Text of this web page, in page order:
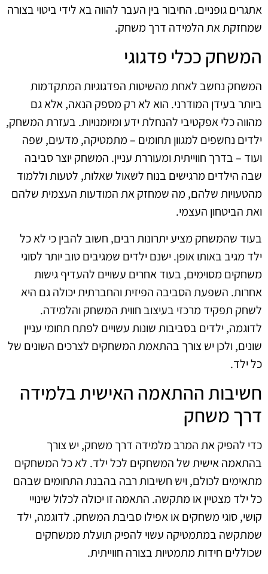
אתגרים גופניים. החיבור בין העבר להווה בא לידי ביטוי בצורה
שמחזקת את הלמידה דרך משחק.
המשחק ככלי פדגוגי
המשחק נחשב לאחת מהשיטות הפדגוגיות המתקדמות
ביותר בעידן המודרני. הוא לא רק מספק הנאה, אלא גם
מהווה כלי אפקטיבי להנחלת ידע ומיומנויות. בעזרת המשחק,
ילדים נחשפים למגוון תחומים – מתמטיקה, מדעים, שפה
ועוד – בדרך חווייתית ומעוררת עניין. המשחק יוצר סביבה
שבה הילדים מרגישים בנוח לשאול שאלות, לטעות וללמוד
מהטעויות שלהם, מה שמחזק את המודעות העצמית שלהם
ואת הביטחון העצמי.
בעוד שהמשחק מציע יתרונות רבים, חשוב להבין כי לא כל
ילד מגיב באותו אופן. ישנם ילדים שמגיבים טוב יותר לסוגי
משחקים מסוימים, בעוד אחרים עשויים להעדיף גישות
אחרות. השפעת הסביבה הפיזית והחברתית יכולה גם היא
לשחק תפקיד מרכזי בעיצוב חווית המשחק והלמידה.
לדוגמה, ילדים בסביבות שונות עשויים לפתח תחומי עניין
שונים, ולכן יש צורך בהתאמת המשחקים לצרכים השונים של
כל ילד.
חשיבות ההתאמה האישית בלמידה
דרך משחק
כדי להפיק את המרב מלמידה דרך משחק, יש צורך
בהתאמה אישית של המשחקים לכל ילד. לא כל המשחקים
מתאימים לכולם, ויש חשיבות רבה בהבנת התחומים שבהם
כל ילד מצטיין או מתקשה. התאמה זו יכולה לכלול שינויי
קושי, סוגי משחקים או אפילו סביבת המשחק. לדוגמה, ילד
שמתקשה במתמטיקה עשוי להפיק תועלת ממשחקים
שכוללים חידות מתמטיות בצורה חווייתית.